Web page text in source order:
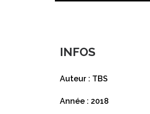
INFOS
Auteur : TBS
Année : 2018